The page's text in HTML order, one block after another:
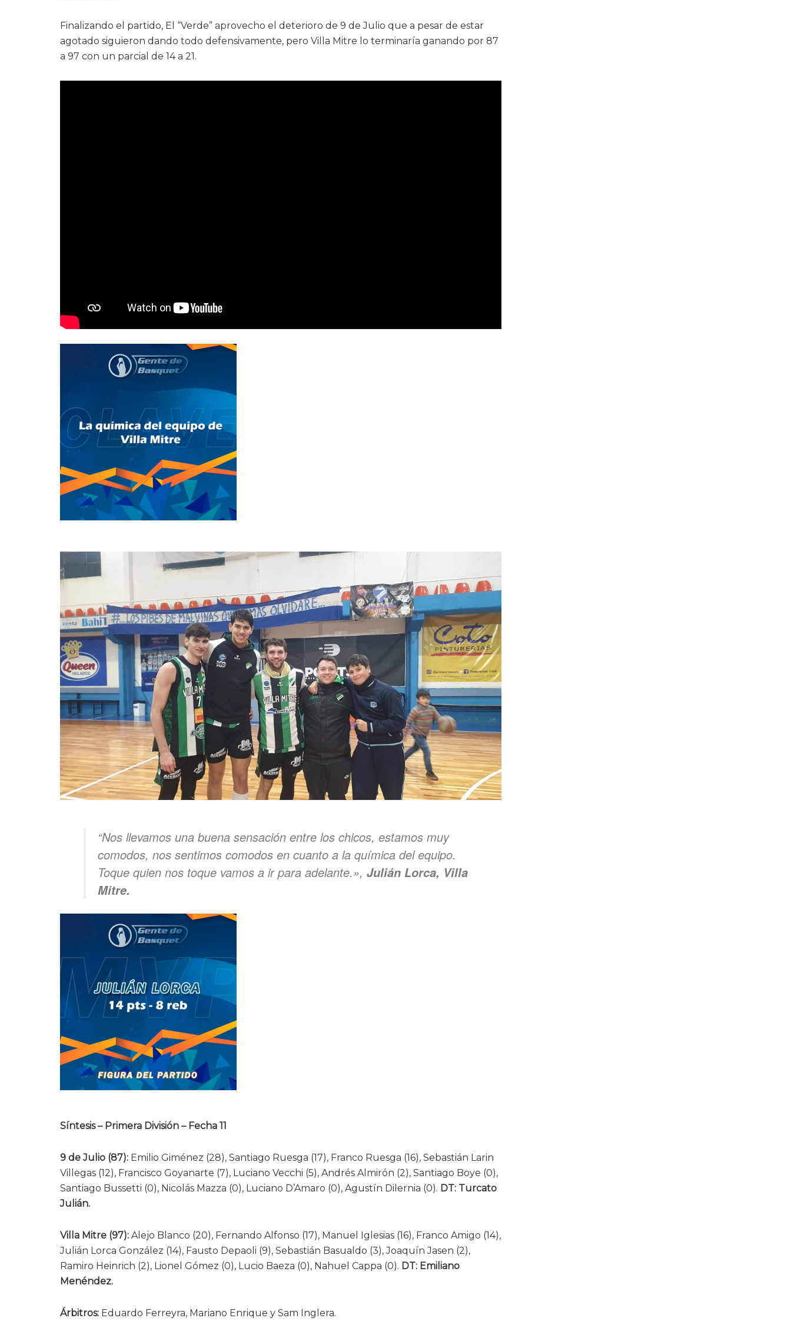
Finalizando el partido, El “Verde” aprovecho el deterioro de 9 de Julio que a pesar de estar
agotado siguieron dando todo defensivamente, pero Villa Mitre lo terminaría ganando por 87
a 97 con un parcial de 14 a 21.
“Nos llevamos una buena sensación entre los chicos, estamos muy
comodos, nos sentimos comodos en cuanto a la química del equipo.
Toque quien nos toque vamos a ir para adelante.», Julián Lorca, Villa
Mitre.
Síntesis – Primera División – Fecha 11
9 de Julio (87): Emilio Giménez (28), Santiago Ruesga (17), Franco Ruesga (16), Sebastián Larin
Villegas (12), Francisco Goyanarte (7), Luciano Vecchi (5), Andrés Almirón (2), Santiago Boye (0),
Santiago Bussetti (0), Nicolás Mazza (0), Luciano D’Amaro (0), Agustín Dilernia (0). DT: Turcato
Julián.
Villa Mitre (97): Alejo Blanco (20), Fernando Alfonso (17), Manuel Iglesias (16), Franco Amigo (14),
Julián Lorca González (14), Fausto Depaoli (9), Sebastián Basualdo (3), Joaquín Jasen (2),
Ramiro Heinrich (2), Lionel Gómez (0), Lucio Baeza (0), Nahuel Cappa (0). DT: Emiliano
Menéndez.
Árbitros: Eduardo Ferreyra, Mariano Enrique y Sam Inglera.